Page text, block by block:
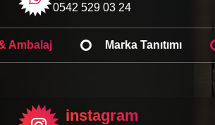
0542 529 03 24
Web Tasarım Işıklı Tabela
instagram